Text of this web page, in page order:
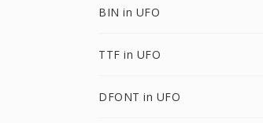
BIN in UFO
TTF in UFO
DFONT in UFO